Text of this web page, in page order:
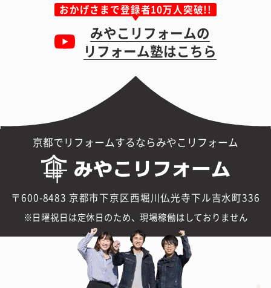
おかげさまで登録者10万人突破!!
みやこリフォームの
リフォーム塾はこちら
京都でリフォームするならみやこリフォーム
〒600-8483 京都市下京区西堀川仏光寺下ル吉水町336
日曜祝日は定休日のため、現場稼働はしておりません